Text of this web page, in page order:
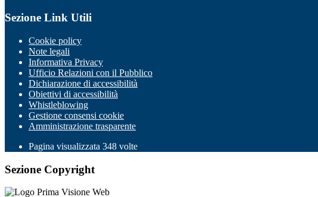
Sezione Link Utili
Cookie policy
Note legali
Informativa Privacy
Ufficio Relazioni con il Pubblico
Dichiarazione di accessibilità
Obiettivi di accessibilità
Whistleblowing
Gestione consensi cookie
Amministrazione trasparente
Pagina visualizzata 348 volte
Sezione Copyright